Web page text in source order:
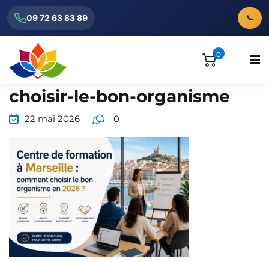
09 72 63 83 89 📞
0
choisir-le-bon-organisme
22 mai 2026 0